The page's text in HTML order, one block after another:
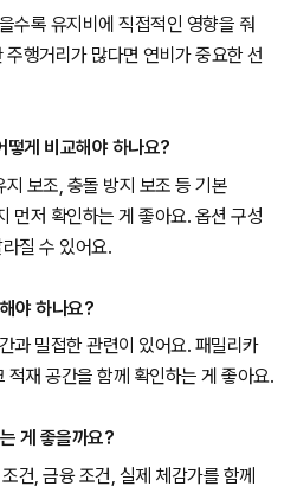
수록 유지비에 직접적인 영향을 줘
행거리가 많다면 연비가 중요한 선
떻게 비교해야 하나요?
보조, 충돌 방지 보조 등 기본
먼저 확인하는 게 좋아요. 옵션 구성
질 수 있어요.
야 하나요?
과 밀접한 관련이 있어요. 패밀리카
재 공간을 함께 확인하는 게 좋아요.
게 좋을까요?
건, 금융 조건, 실제 체감가를 함께